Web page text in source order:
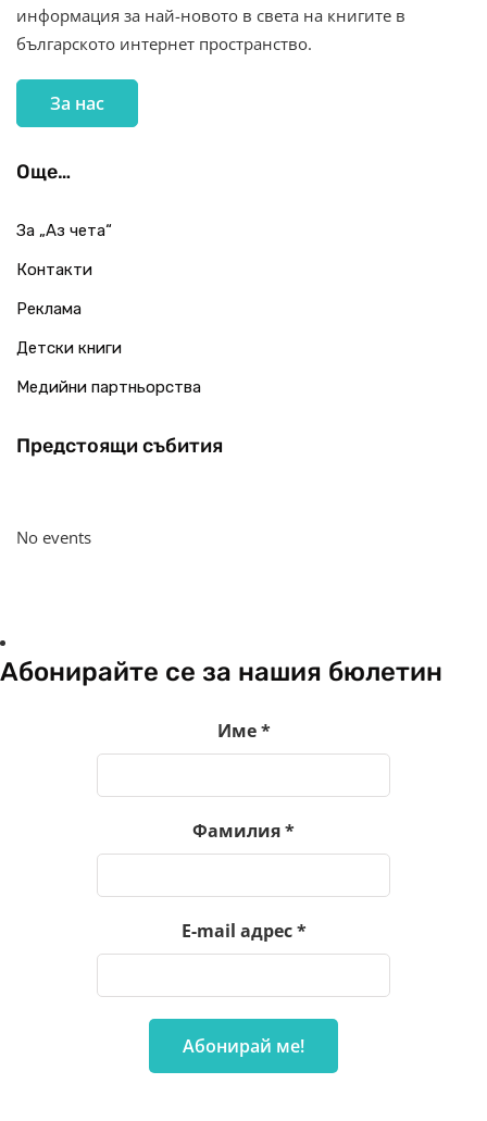
информация за най-новото в света на книгите в
българското интернет пространство.
За нас
Още…
За „Аз чета“
Контакти
Реклама
Детски книги
Медийни партньорства
Предстоящи събития
No events
Абонирайте се за нашия бюлетин
Име*
Фамилия*
E-mail адрес*